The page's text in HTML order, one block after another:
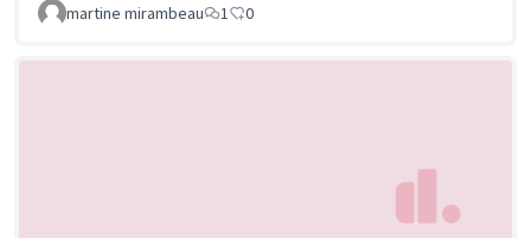
martine mirambeau
1 0